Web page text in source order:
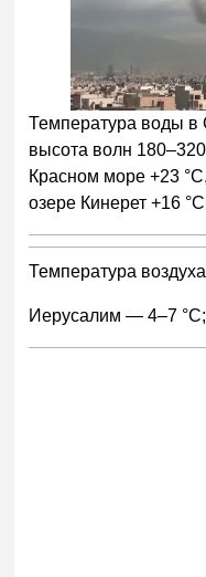
Температура воды
высота волн
Красном море +23
озере Кинерет +16
Температура
Иерусалим — 4–7 °С;